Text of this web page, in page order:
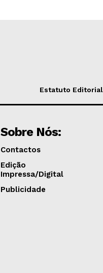
Estatuto Editorial
Sobre Nós:
Contactos
Edição
Impressa/Digital
Publicidade